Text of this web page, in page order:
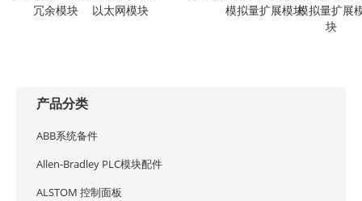
冗余模块
以太网模块
模拟量扩展模块模拟量扩展
块
产品分类
ABB系统备件
Allen-Bradley PLC模块配件
ALSTOM 控制面板